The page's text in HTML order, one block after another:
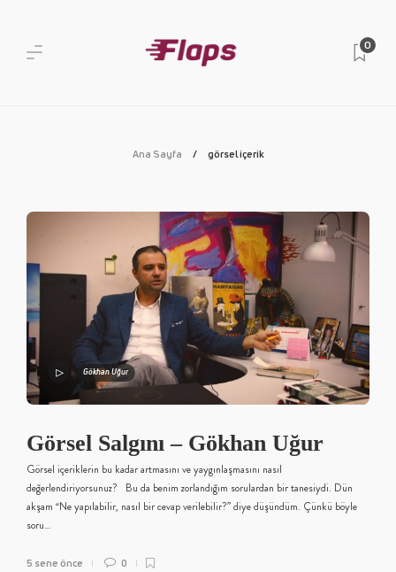
0
Ana Sayfa görsel içerik
Gökhan Uğur
Görsel Salgını – Gökhan Uğur
Görsel içeriklerin bu kadar artmasını ve yaygınlaşmasını nasıl
değerlendiriyorsunuz? Bu da benim zorlandığım sorulardan bir tanesiydi. Dün
akşam “Ne yapılabilir, nasıl bir cevap verilebilir?” diye düşündüm. Çünkü böyle
soru…
5 sene önce 0